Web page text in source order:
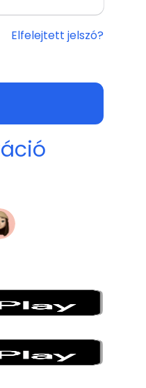
Elfelejtett jelszó?